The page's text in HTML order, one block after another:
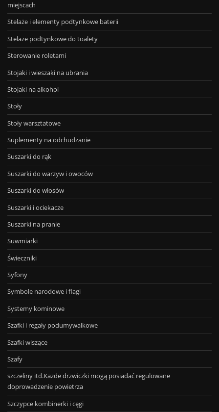
miejscach
Stelaże i elementy podtynkowe baterii
Stelaże podtynkowe do toalety
Sterowanie roletami
Stojaki i wieszaki na ubrania
Stojaki na alkohol
Stoły
Stoły warsztatowe
Suplementy na odchudzanie
Suszarki do rąk
Suszarki do warzyw i owoców
Suszarki do włosów
Suszarki i ociekacze
Suszarki na pranie
Suwmiarki
Świeczniki
Syfony
Symbole narodowe i flagi
Systemy kominowe
Szafki i regały podumywalkowe
Szafki wiszące
Szafy
szczeliny itd.Każde drzwiczki mogą posiadać regulowane
doprowadzenie powietrza
Szczypce kombinerki i cęgi